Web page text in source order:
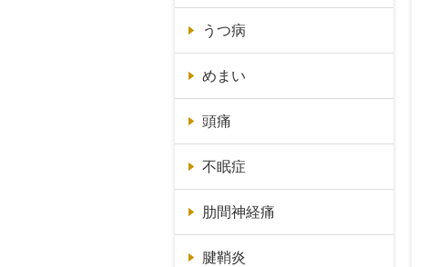
うつ病
めまい
頭痛
不眠症
肋間神経痛
腱鞘炎